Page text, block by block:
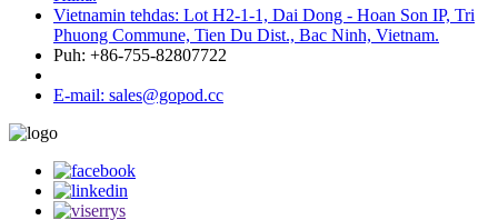
Vietnamin tehdas: Lot H2-1-1, Dai Dong - Hoan Son IP, Tri
Phuong Commune, Tien Du Dist., Bac Ninh, Vietnam.
Puh: +86-755-82807722
E-mail: sales@gopod.cc